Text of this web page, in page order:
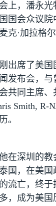
上，潘永光
国会众议院
克·加拉格
出席了美国
发布会，与
共同主席、
Smith, R-
。
在深圳的教
国，在美国
流亡，终于
，成为美国